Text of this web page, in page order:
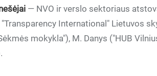
— NVO ir verslo sektoriaus
International" Lietuvos
mokykla"), M. Danys ("HUB